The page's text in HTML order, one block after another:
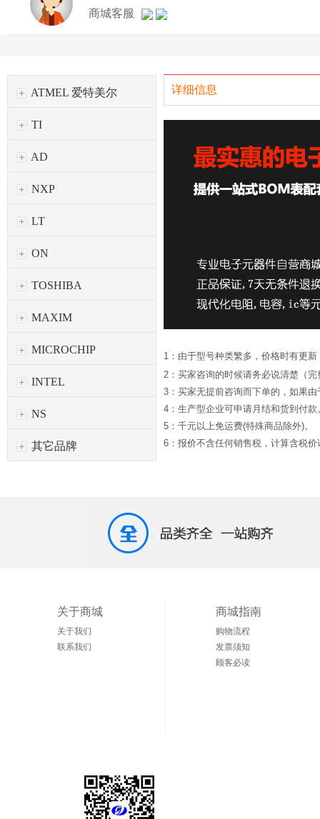
商城客服
ATMEL 爱特美尔
TI
AD
NXP
LT
ON
TOSHIBA
MAXIM
MICROCHIP
INTEL
NS
其它品牌
详细信息
1：由于型号种类繁多，价格时有更
2：买家咨询的时候请务必说清楚（
3：买家无提前咨询而下单的，如果
4：生产型企业可申请月结和货到付款
5：千元以上免运费(特殊商品除外)。
6：报价不含任何销售税，计算含税价
关于商城
关于我们
联系我们
商城指南
购物流程
发票须知
顾客必读